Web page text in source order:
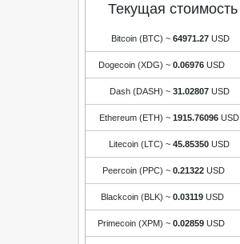
Текущая стоимость
Bitcoin (BTC) ~ 64971.27 USD
Dogecoin (XDG) ~ 0.06976 USD
Dash (DASH) ~ 31.02807 USD
Ethereum (ETH) ~ 1915.76096 USD
Litecoin (LTC) ~ 45.85350 USD
Peercoin (PPC) ~ 0.21322 USD
Blackcoin (BLK) ~ 0.03119 USD
Primecoin (XPM) ~ 0.02859 USD